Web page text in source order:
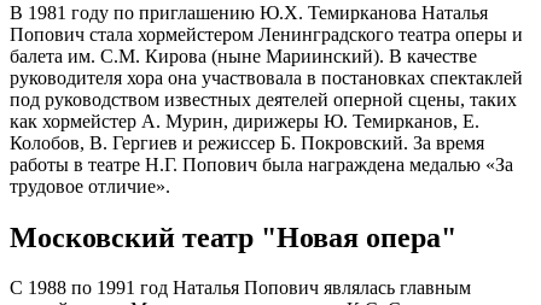
В 1981 году по приглашению Ю.Х. Темирканова Наталья
Попович стала хормейстером Ленинградского театра оперы и
балета им. С.М. Кирова (ныне Мариинский). В качестве
руководителя хора она участвовала в постановках спектаклей
под руководством известных деятелей оперной сцены, таких
как хормейстер А. Мурин, дирижеры Ю. Темирканов, Е.
Колобов, В. Гергиев и режиссер Б. Покровский. За время
работы в театре Н.Г. Попович была награждена медалью «За
трудовое отличие».
Московский театр "Новая опера"
С 1988 по 1991 год Наталья Попович являлась главным